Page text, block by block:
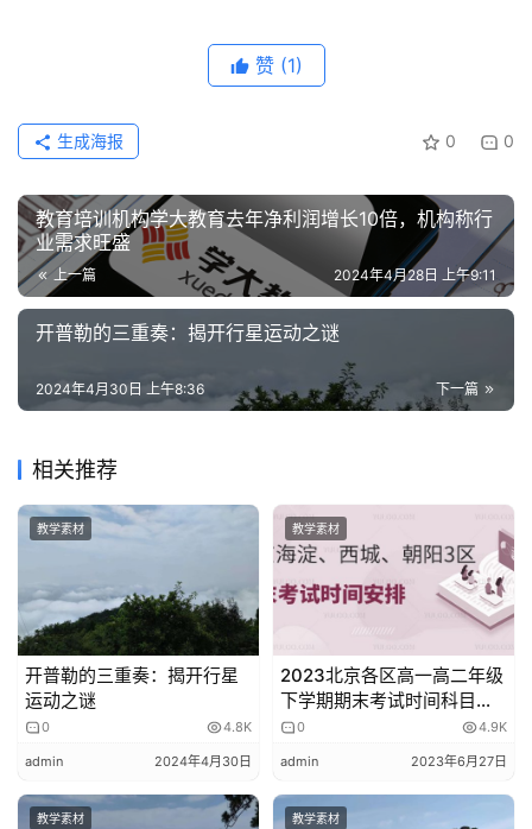
的
作
品
教
素
材
注册
地球上的物体受到引力的作用，连天上的星星、月亮和太阳
也不例外。它们之所以能够按照特定的轨道运行，就是因为
的。毕竟，这个理论太过颠覆人们的常识了。但是，随着时
间的推移，越来越多的科学家开始验证这个理论，并发现它
真的是解释宇宙运行规律的一把钥匙。
所以，每当我们抬头看到天上的星星、月亮和太阳时，不妨
想一想那个被苹果砸中的牛顿。正是因为他的好奇心和求知
欲，我们才得以窥见宇宙的奥秘，感受到万有引力的奇妙之
最后，我想说，下次当你在树下乘凉时，不妨也留神一下身
边的苹果。说不定，下一个发现宇宙秘密的人，就是你哦！
创意物理原创文章。发布者：admin，转转请注明出处：
https://www.chuangyiwuli.com/sucai/1204/
赞 (1)
0 0
生成海报
教育培训机构学大教育去年净利润增长10倍，机构称行
业需求旺盛
上一篇 2024年4月28日 上午9:11
开普勒的三重奏：揭开行星运动之谜
下一篇
2024年4月30日 上午8:36
相关推荐
教学素材
开普勒的三重奏：揭开行星
运动之谜
0 4.8K
admin 2024年4月30日
教学素材
2023北京各区高一高二年级
下学期期末考试时间科目安
排汇总
0 4.9K
admin 2023年6月27日
教学素材 教学素材